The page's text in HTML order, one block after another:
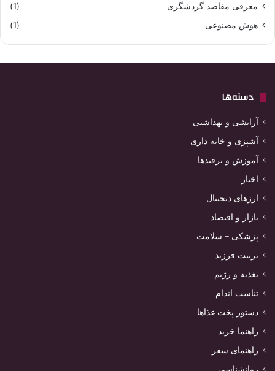
معرفی مقاصد گردشگری
(1)
هوش مصنوعی
(1)
دسته‌ها
آرایشی و بهداشتی
آشپزی و خانه داری
آموزش و ترفندها
اخبار
ارزهای دیجیتال
بازار و اقتصاد
پزشکی – سلامت
تربیت فرزند
تغذیه و رژیم
تناسب اندام
دستور پخت غذاها
راهنما خرید
راهنمای سفر